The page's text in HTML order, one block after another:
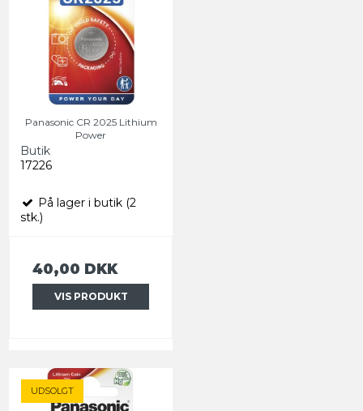
Panasonic CR 2025 Lithium
Power
Butik
17226
På lager i butik (2
stk.)
40,00 DKK
VIS PRODUKT
UDSOLGT